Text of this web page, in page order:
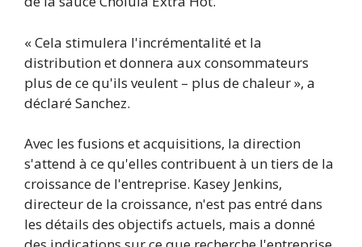
« Cela stimulera l'incrémentalité et la
distribution et donnera aux consommateurs
plus de ce qu'ils veulent – plus de chaleur », a
déclaré Sanchez.
Avec les fusions et acquisitions, la direction
s'attend à ce qu'elles contribuent à un tiers de la
croissance de l'entreprise. Kasey Jenkins,
directeur de la croissance, n'est pas entré dans
les détails des objectifs actuels, mais a donné